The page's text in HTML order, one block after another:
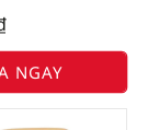
NGAY